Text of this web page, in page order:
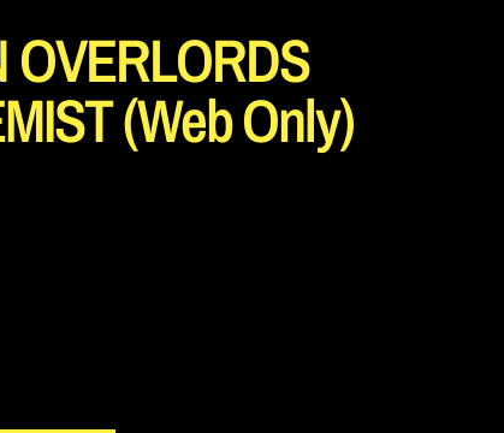
(Web Only)